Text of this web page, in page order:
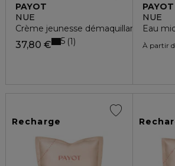
PAYOT
NUE
Crème jeunesse démaquillante
37,80 € 5 1
PAYOT
NUE
Eau
À partir
Recharge